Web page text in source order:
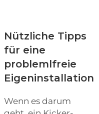
Nützliche Tipps
für eine
problemlfreie
Eigeninstallation
Wenn es darum